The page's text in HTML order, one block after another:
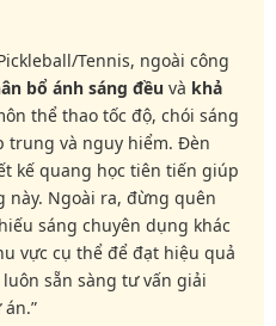
Tennis, ngoài công
bổ ánh sáng đều và khả
thể thao tốc độ, chói sáng
trung và nguy hiểm. Đèn
kế quang học tiên tiến giúp
Ngoài ra, đừng quên
sáng chuyên dụng khác
vực cụ thể để đạt hiệu quả
sẵn sàng tư vấn giải